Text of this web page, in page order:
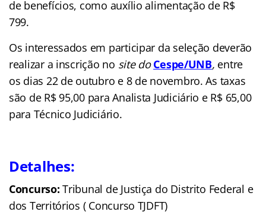
de benefícios, como auxílio alimentação de R$
799.
Os interessados em participar da seleção deverão
realizar a inscrição no site doCespe/UNB, entre
os dias 22 de outubro e 8 de novembro. As taxas
são de R$ 95,00 para Analista Judiciário e R$ 65,00
para Técnico Judiciário.
Detalhes:
Concurso: Tribunal de Justiça do Distrito Federal e
dos Territórios ( Concurso TJDFT)